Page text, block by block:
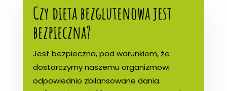
Czy dieta bezglutenowa jest
bezpieczna?
Jest bezpieczna, pod warunkiem, że
dostarczymy naszemu organizmowi
odpowiednio zbilansowane dania.